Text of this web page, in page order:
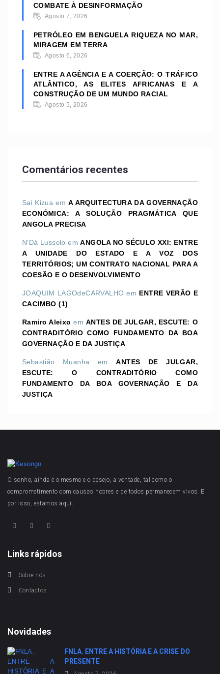
COMBATE À DESINFORMAÇÃO
Agosto 7, 2026
PETRÓLEO EM BENGUELA RIQUEZA NO MAR,
MIRAGEM EM TERRA
Agosto 6, 2026
ENTRE A AGÊNCIA E A COERÇÃO: O TRÁFICO
ATLÂNTICO, AS ELITES AFRICANAS E A
CONSTRUÇÃO DE UM MUNDO RACIAL
Agosto 5, 2026
Comentários recentes
Sai Kizua emA ARQUITECTURA DA GOVERNAÇÃO
ECONÓMICA: A SOLUÇÃO PRAGMÁTICA QUE
ANGOLA PRECISA
N'Dá Lussolo emANGOLA NO SÉCULO XXI: ENTRE
A UNIDADE DO ESTADO E A VOZ DOS
TERRITÓRIOS; UM CONTRATO NACIONAL PARA A
COESÃO E O DESENVOLVIMENTO
JOAQUIM LAGOdeCARVALHO em ENTRE VERÃO E
CACIMBO (1)
Ramiro Aleixo emANTES DE JULGAR, ESCUTE: O
CONTRADITÓRIO COMO FUNDAMENTO DA BOA
GOVERNAÇÃO E DA JUSTIÇA
Sebastião Muanha emANTES DE JULGAR,
ESCUTE: O CONTRADITÓRIO COMO
FUNDAMENTO DA BOA GOVERNAÇÃO E DA
JUSTIÇA
O sonho, ainda é o mesmo e o desejo, a vontade, tal como o
comprometimento com causas nobres e de todos permanecem vivos. E
por isso, estamos aqui.
Links rápidos
Sobre nós
Contactos
Novidades
FNLA. ENTRE A HISTÓRIA E A CRISE DO
PRESENTE